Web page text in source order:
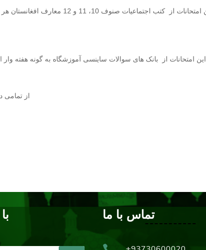
این امتحانات از بانک های سوالات ساینسی آموزشگاه به گونه هفته
از تمامی
تماس با ما